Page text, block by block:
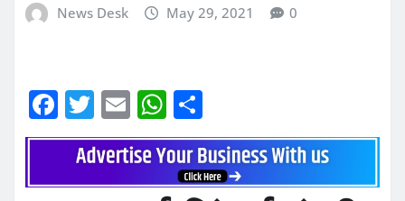
News Desk May 29, 2021 0
F
a
e
T
w
it
te
E
m
ai
l
W
h
at
s
h
ar
e